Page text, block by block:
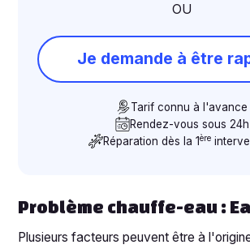
OU
Je demande à être
Tarif connu à l'avance
Rendez-vous sous 24h
Réparation dès la 1ère
Problème chauffe-eau :
Plusieurs facteurs peuvent être à